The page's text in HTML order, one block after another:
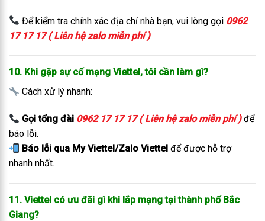
Để kiểm tra chính xác địa chỉ nhà bạn, vui lòng gọi 0962
17 17 17 ( Liên hệ zalo miễn phí )
10. Khi gặp sự cố mạng Viettel, tôi cần làm gì?
Cách xử lý nhanh:
Gọi tổng đài 0962 17 17 17 ( Liên hệ zalo miễn phí )để
báo lỗi.
Báo lỗi qua My Viettel/Zalo Viettel để được hỗ trợ
nhanh nhất.
11. Viettel có ưu đãi gì khi lắp mạng tại thành phố Bắc
Giang?